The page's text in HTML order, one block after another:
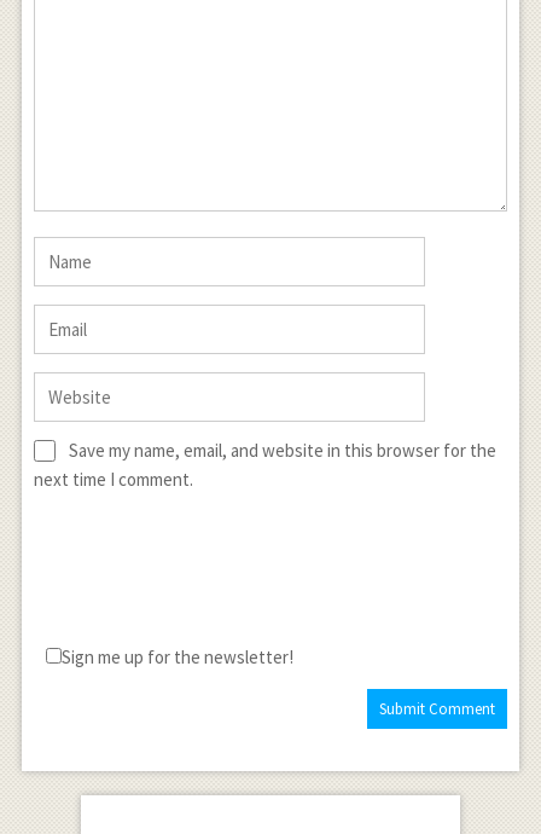
Save my name, email, and website in this browser for the
next time I comment.
Sign me up for the newsletter!